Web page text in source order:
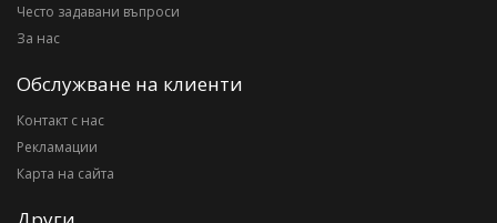
Често задавани въпроси
За нас
Обслужване на клиенти
Контакт с нас
Рекламации
Карта на сайта